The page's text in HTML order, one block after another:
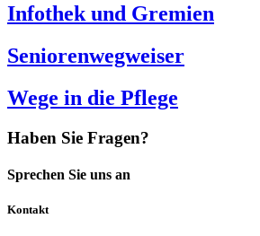
Infothek und Gremien
Seniorenwegweiser
Wege in die Pflege
Haben Sie Fragen?
Sprechen Sie uns an
Kontakt